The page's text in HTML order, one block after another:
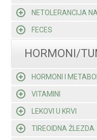
NETOLERANCIJA
FECES
HORMONI/
HORMONI I
VITAMINI
LEKOVI U KRVI
TIREOIDNA ŽLEZDA